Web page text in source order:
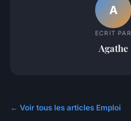
A
ECRIT PAR
Agathe
← Voir tous les articles Emploi